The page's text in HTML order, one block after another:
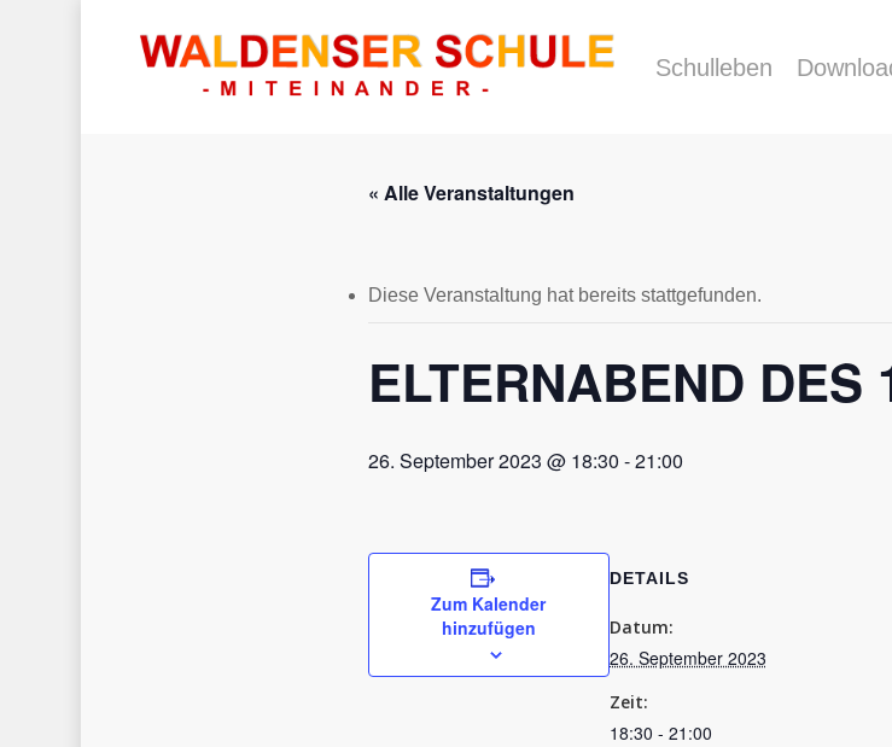
Schulleben
« Alle Veranstaltungen
Diese Veranstaltung hat bereits stattgefunden.
ELTERNABEND DES
26. September 2023 @ 18:30 -21:00
Zum Kalender
hinzufügen
DETAILS
Datum:
26. September 2023
Zeit:
18:30 - 21:00